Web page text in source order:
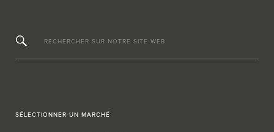
RECHERCHER SUR NOTRE SITE WEB
SÉLECTIONNER UN MARCHÉ